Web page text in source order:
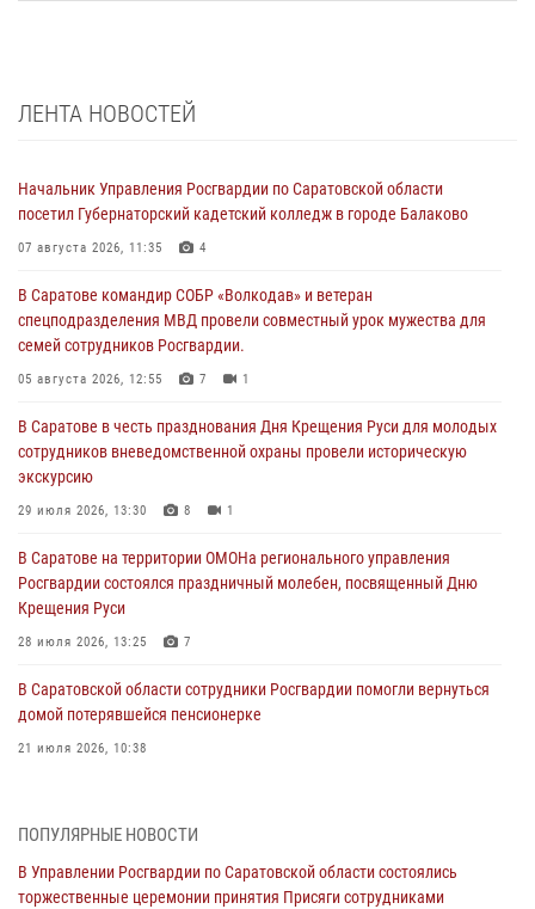
ЛЕНТА НОВОСТЕЙ
Начальник Управления Росгвардии по Саратовской области
посетил Губернаторский кадетский колледж в городе Балаково
07 августа 2026, 11:35 4
В Саратове командир СОБР «Волкодав» и ветеран
спецподразделения МВД провели совместный урок мужества для
семей сотрудников Росгвардии.
05 августа 2026, 12:55 7 1
В Саратове в честь празднования Дня Крещения Руси для молодых
сотрудников вневедомственной охраны провели историческую
экскурсию
29 июля 2026, 13:30 8 1
В Саратове на территории ОМОНа регионального управления
Росгвардии состоялся праздничный молебен, посвященный Дню
Крещения Руси
28 июля 2026, 13:25 7
В Саратовской области сотрудники Росгвардии помогли вернуться
домой потерявшейся пенсионерке
21 июля 2026, 10:38
вневедомственной охраны и вручения ключей от новых
автомобилей для подразделений лицензионно-разрешительной
работы и государственного контроля.
ПОПУЛЯРНЫЕ НОВОСТИ
В Управлении Росгвардии по Саратовской области состоялись
торжественные церемонии принятия Присяги сотрудниками